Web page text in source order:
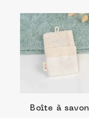
Boîte à savon